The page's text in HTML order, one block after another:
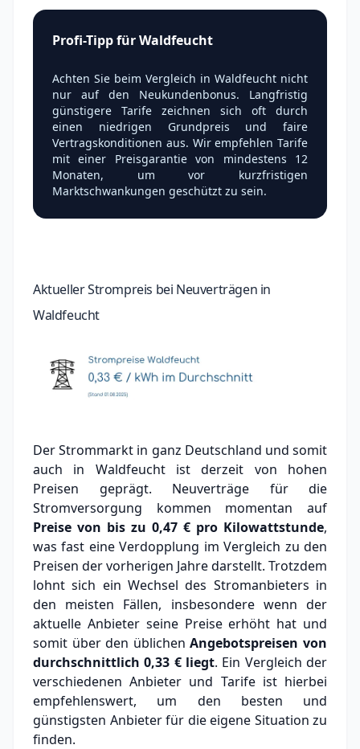
Profi-Tipp für Waldfeucht
Achten Sie beim Vergleich in Waldfeucht nicht
nur auf den Neukundenbonus. Langfristig
günstigere Tarife zeichnen sich oft durch
einen niedrigen Grundpreis und faire
Vertragskonditionen aus. Wir empfehlen Tarife
mit einer Preisgarantie von mindestens 12
Monaten, um vor kurzfristigen
Marktschwankungen geschützt zu sein.
Aktueller Strompreis bei Neuverträgen in
Waldfeucht
Der Strommarkt in ganz Deutschland und somit
auch in Waldfeucht ist derzeit von hohen
Preisen geprägt. Neuverträge für die
Stromversorgung kommen momentan auf
Preise von bis zu 0,47 € pro Kilowattstunde,
was fast eine Verdopplung im Vergleich zu den
Preisen der vorherigen Jahre darstellt. Trotzdem
lohnt sich ein Wechsel des Stromanbieters in
den meisten Fällen, insbesondere wenn der
aktuelle Anbieter seine Preise erhöht hat und
somit über den üblichenAngebotspreisen von
durchschnittlich0,33 €liegt. Ein Vergleich der
verschiedenen Anbieter und Tarife ist hierbei
empfehlenswert, um den besten und
günstigsten Anbieter für die eigene Situation zu
finden.